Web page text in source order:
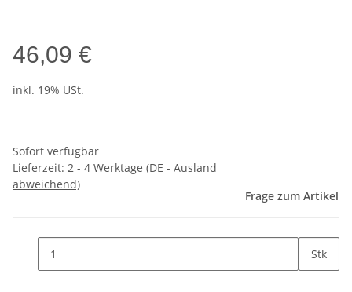
46,09 €
inkl. 19% USt.
Sofort verfügbar
Lieferzeit: 2 - 4 Werktage (DE - Ausland
abweichend)
Frage zum Artikel
Stk